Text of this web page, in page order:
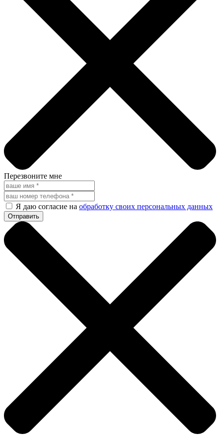
Перезвоните мне
Я даю согласие на обработку своих персональных данных